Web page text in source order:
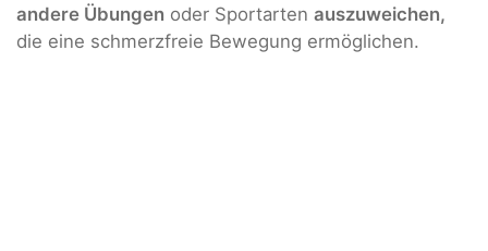
andere Übungen oder Sportarten auszuweichen,
die eine schmerzfreie Bewegung ermöglichen.